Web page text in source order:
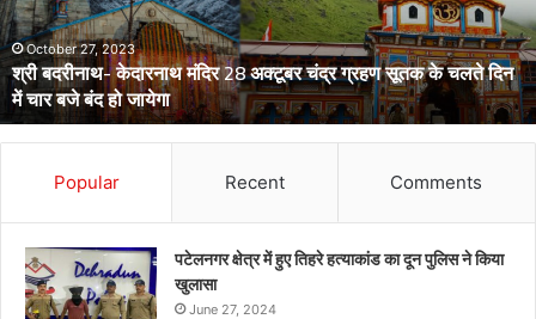
विभाग
का
अर्लटApril 29, 2024
डेंगू और चिकनगुनिया को लेकर स्वास्थ्य विभाग का अर्लट
Popular Recent Comments
पटेलनगर क्षेत्र में हुए तिहरे हत्याकांड का दून पुलिस ने किया
खुलासा
June 27, 2024